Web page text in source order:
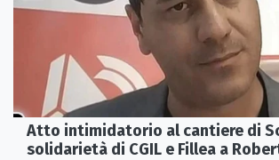
Atto intimidatorio al cantiere di
solidarietà di CGIL e Fillea a